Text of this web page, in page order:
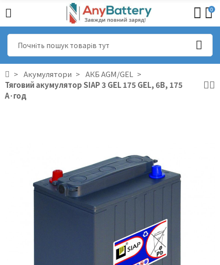
0
Акумулятори
АКБ AGM/GEL
Тяговий акумулятор SIAP 3 GEL 175 GEL, 6В, 175
А·год